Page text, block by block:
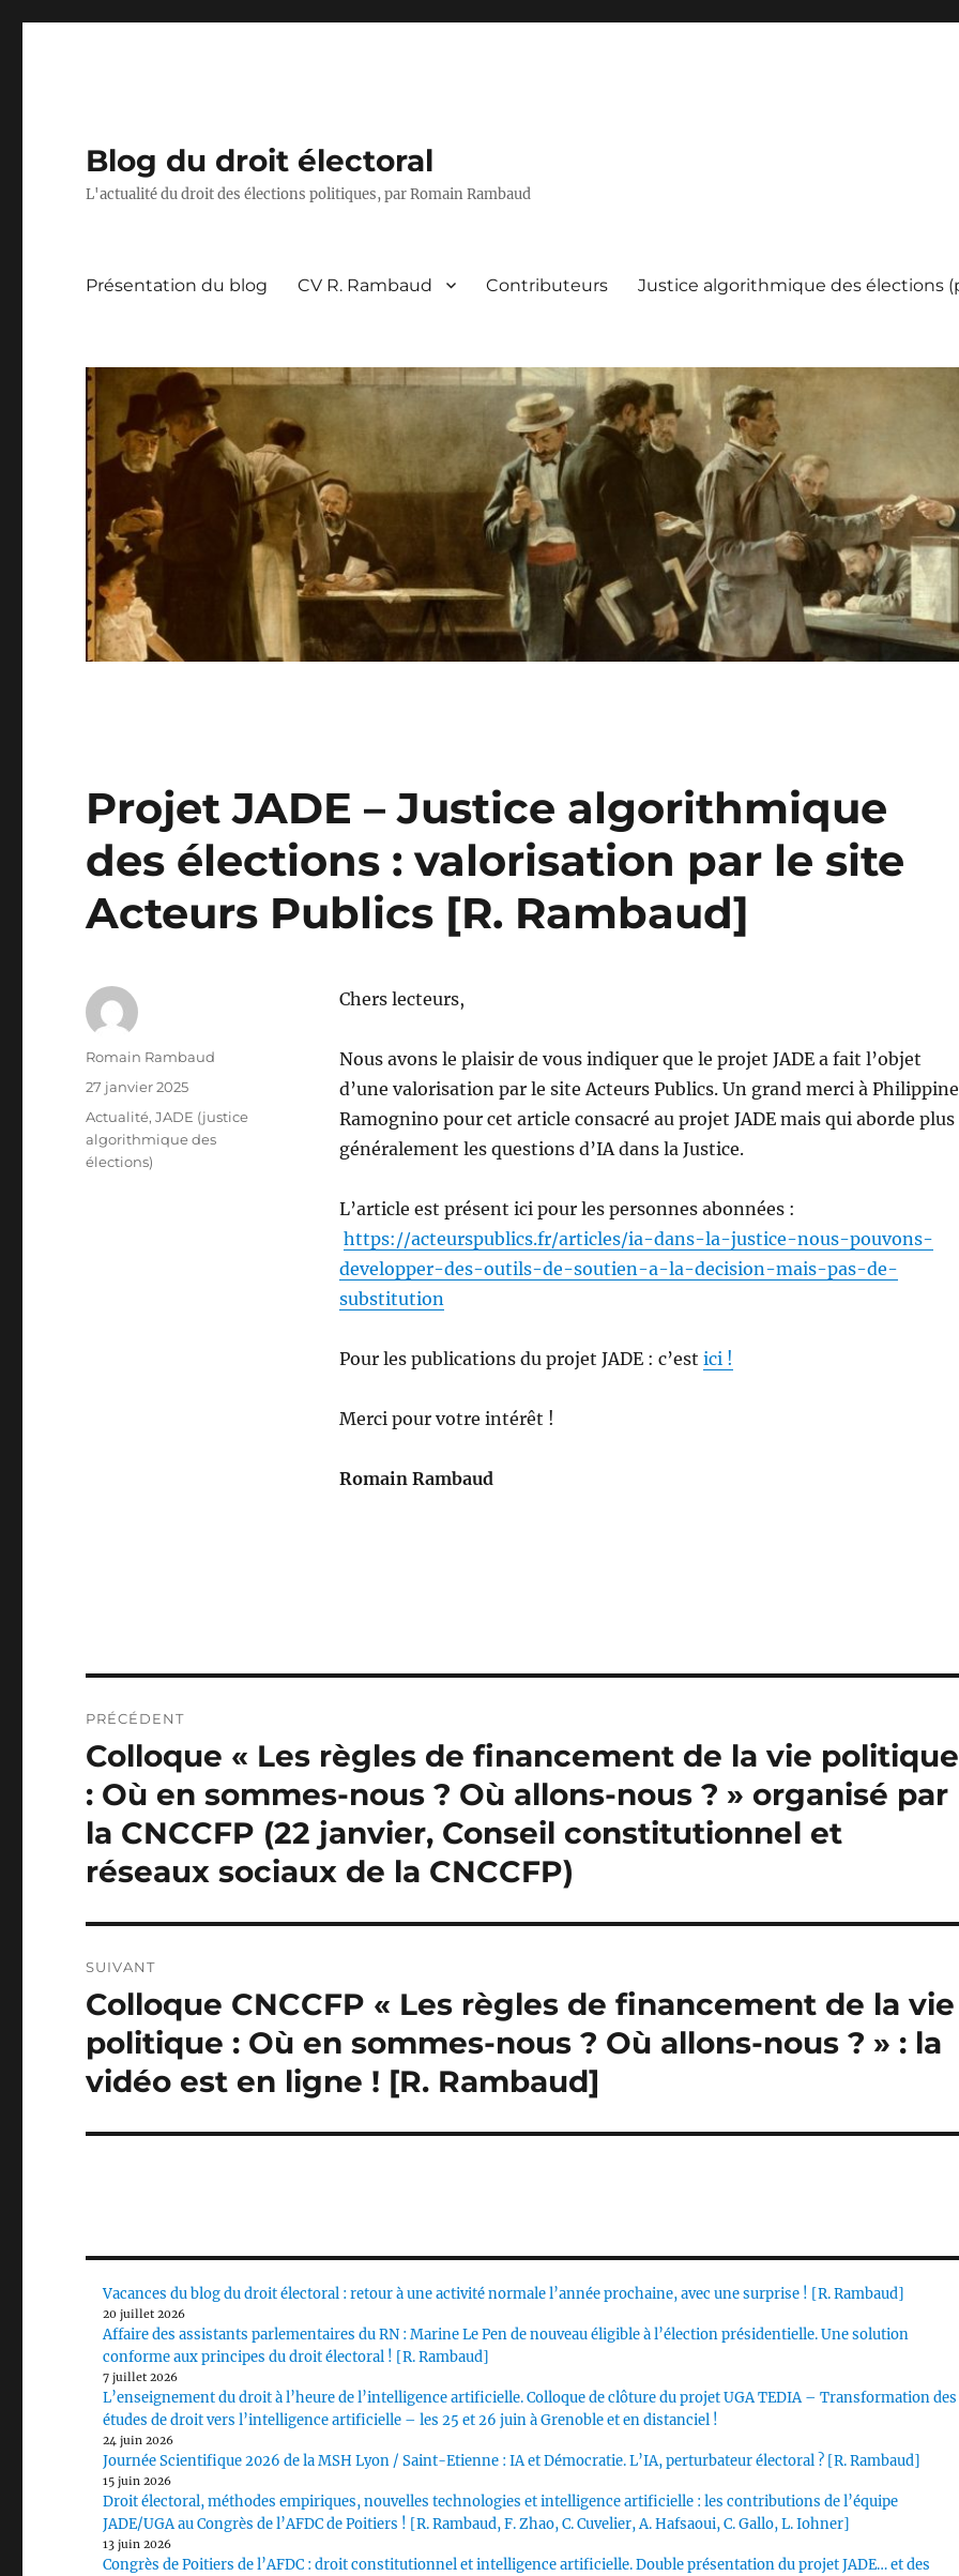
Blog du droit électoral
L'actualité du droit des élections politiques, par Romain Rambaud
Présentation du blog CV R. Rambaud Contributeurs Justice algorithmique des élections
Projet JADE – Justice algorithmique
des élections : valorisation par le site
Acteurs Publics [R. Rambaud]
Chers lecteurs,
Nous avons le plaisir de vous indiquer que le projet JADE a fait l’objet
d’une valorisation par le site Acteurs Publics. Un grand merci à Philippine
Ramognino pour cet article consacré au projet JADE mais qui aborde plus
généralement les questions d’IA dans la Justice.
L’article est présent ici pour les personnes abonnées :
https://acteurspublics.fr/articles/ia-dans-la-justice-nous-pouvons-
developper-des-outils-de-soutien-a-la-decision-mais-pas-de-
substitution
Pour les publications du projet JADE : c’est ici !
Merci pour votre intérêt !
Romain Rambaud
Auteur
Romain Rambaud
Publié
27 janvier 2025
Catégories
Actualité,JADE (justice
algorithmique des
élections)
de
l’article
PRÉCÉDENT
Publication
précédente :
Colloque « Les règles de financement de la vie politique
: Où en sommes-nous ? Où allons-nous ? » organisé par
la CNCCFP (22 janvier, Conseil constitutionnel et
réseaux sociaux de la CNCCFP)
SUIVANT
Publication
suivante :
Colloque CNCCFP « Les règles de financement de la vie
politique : Où en sommes-nous ? Où allons-nous ? » : la
vidéo est en ligne ! [R. Rambaud]
Vacances du blog du droit électoral : retour à une activité normale l’année prochaine, avec une surprise ! [R. Rambaud]
20 juillet 2026
Affaire des assistants parlementaires du RN : Marine Le Pen de nouveau éligible à l’élection présidentielle. Une solution
conforme aux principes du droit électoral ! [R. Rambaud]
7 juillet 2026
L’enseignement du droit à l’heure de l’intelligence artificielle. Colloque de clôture du projet UGA TEDIA – Transformation des
études de droit vers l’intelligence artificielle – les 25 et 26 juin à Grenoble et en distanciel !
24 juin 2026
Journée Scientifique 2026 de la MSH Lyon / Saint-Etienne : IA et Démocratie. L’IA, perturbateur électoral ? [R. Rambaud]
15 juin 2026
Droit électoral, méthodes empiriques, nouvelles technologies et intelligence artificielle : les contributions de l’équipe
JADE/UGA au Congrès de l’AFDC de Poitiers ! [R. Rambaud, F. Zhao, C. Cuvelier, A. Hafsaoui, C. Gallo, L. Iohner]
13 juin 2026
Congrès de Poitiers de l’AFDC : droit constitutionnel et intelligence artificielle. Double présentation du projet JADE… et des